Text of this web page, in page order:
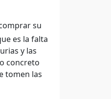
su
es la falta
y las
concreto
tomen las